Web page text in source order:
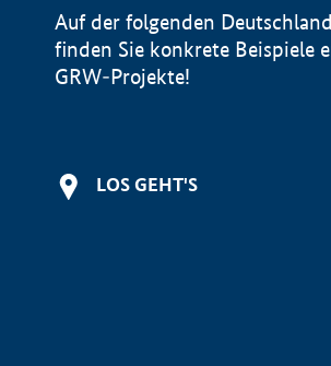
Auf der folgenden
finden Sie konkrete Beispiele
GRW-Projekte!
LOS GEHT'S